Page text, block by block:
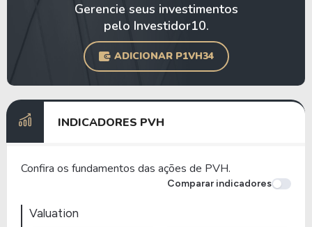
Gerencie seus investimentos
pelo Investidor10.
ADICIONAR P1VH34
INDICADORES PVH
Confira os fundamentos das ações de PVH.
Comparar indicadores
Valuation